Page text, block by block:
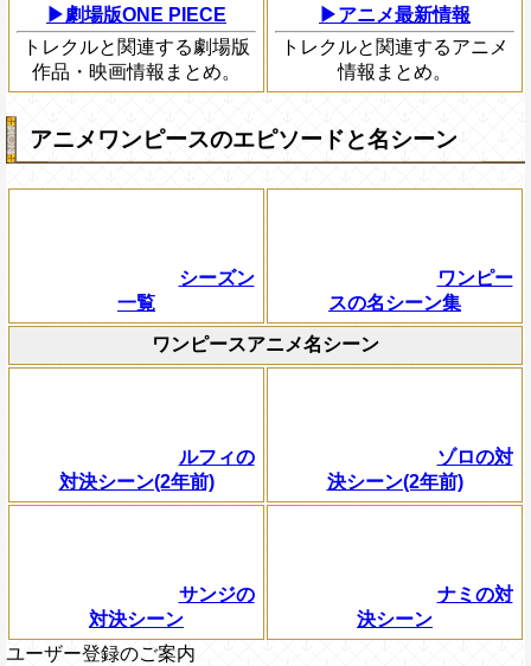
▶劇場版ONE PIECE
トレクルと関連する劇場版
作品・映画情報まとめ。
▶アニメ最新情報
トレクルと関連するアニメ
情報まとめ。
アニメワンピースのエピソードと名シーン
シーズン
一覧
ワンピー
スの名シーン集
ワンピースアニメ名シーン
ルフィの
対決シーン(2年前)
ゾロの対
決シーン(2年前)
サンジの
対決シーン
ナミの対
決シーン
ユーザー登録のご案内